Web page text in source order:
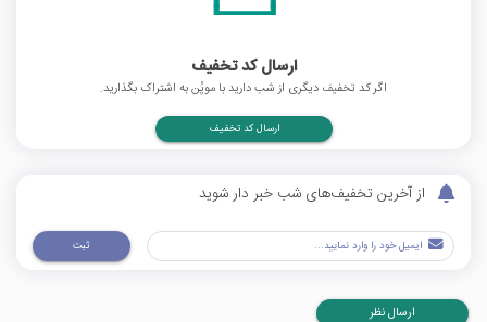
ارسال کد تخفیف
اگر کد تخفیف دیگری از شب دارید با موپُن به اشتراک بگذارید.
ارسال کد تخفیف
از آخرین تخفیف‌های شب خبر دار شوید
ثبت
ارسال نظر